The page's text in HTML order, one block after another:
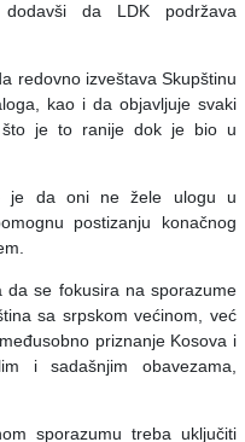
da LDK podržava
redovno izveštava Skupštinu
kao i da objavljuje svaki
što je to ranije dok je bio u
je da oni ne žele ulogu u
postizanju konačnog
se fokusira na sporazume
sa srpskom većinom, već
priznanje Kosova i
i sadašnjim obavezama,
sporazumu treba uključiti